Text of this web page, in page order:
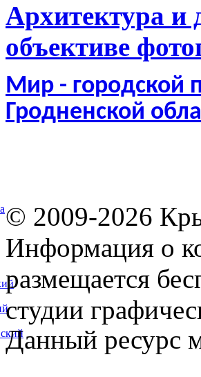
Архитектура и
объективе
Мир - городской
Гродненской
© 2009-2026
Информация о
размещается
студии
Данный ресурс